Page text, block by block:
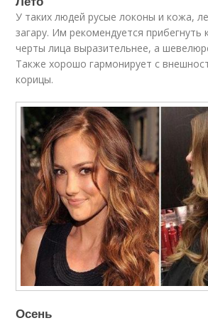
У таких людей русые локоны и кожа,
загару. Им рекомендуется прибегнуть
черты лица выразительнее, а
Также хорошо гармонирует с
корицы.
Осень